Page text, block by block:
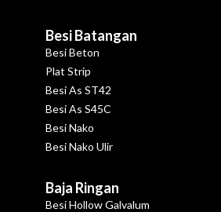
Besi Batangan
Besi Beton
Plat Strip
Besi As ST42
Besi As S45C
Besi Nako
Besi Nako Ulir
Baja Ringan
Besi Hollow Galvalum